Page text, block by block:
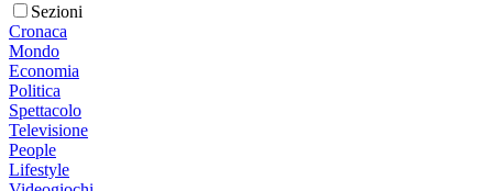
Sezioni
Cronaca
Mondo
Economia
Politica
Spettacolo
Televisione
People
Lifestyle